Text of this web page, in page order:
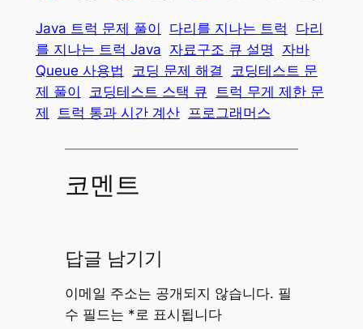
Java 트럭 문제 풀이 다리를 지나는 트럭
다리
를 지나는 트럭 Java 자료구조 큐 설명
자바
Queue 사용법
코딩 문제 해결
코딩테스트 문
제 풀이
코딩테스트 스택 큐 트럭 무게 제한 문
제
트럭 통과 시간 계산 프로그래머스
코멘트
답글 남기기
이메일 주소는 공개되지 않습니다. 필
수 필드는 *로 표시됩니다